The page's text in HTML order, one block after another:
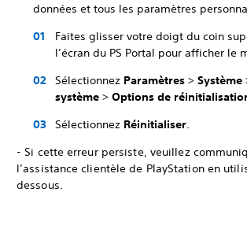
données et tous les paramètres
Faites glisser votre doigt du coin
l’écran du PS Portal pour afficher le
Sélectionnez Paramètres > Système
système > Options de
Sélectionnez Réinitialiser.
- Si cette erreur persiste, veuillez
l’assistance clientèle de PlayStation en
dessous.